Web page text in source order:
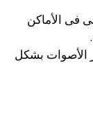
فى الأماكن
الأصوات بشكل